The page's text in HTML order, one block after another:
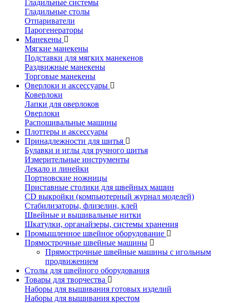
Гладильные системы
Гладильные столы
Отпариватели
Парогенераторы
Манекены
Мягкие манекены
Подставки для мягких манекенов
Раздвижные манекены
Торговые манекены
Оверлоки и аксессуары
Коверлоки
Лапки для оверлоков
Оверлоки
Распошивальные машины
Плоттеры и аксессуары
Принадлежности для шитья
Булавки и иглы для ручного шитья
Измерительные инструменты
Лекало и линейки
Портновские ножницы
Приставные столики для швейных машин
СD выкройки (компьютерный журнал моделей)
Стабилизаторы, флизелин, клей
Швейные и вышивальные нитки
Шкатулки, органайзеры, системы хранения
Промышленное швейное оборудование
Прямострочные швейные машины
Прямострочные швейные машины с игольным
продвижением
Столы для швейного оборудования
Товары для творчества
Наборы для вышивания готовых изделий
Наборы для вышивания крестом